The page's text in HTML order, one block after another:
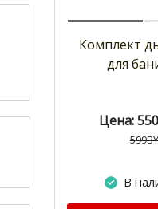
Комплект
для
Цена: 550
В